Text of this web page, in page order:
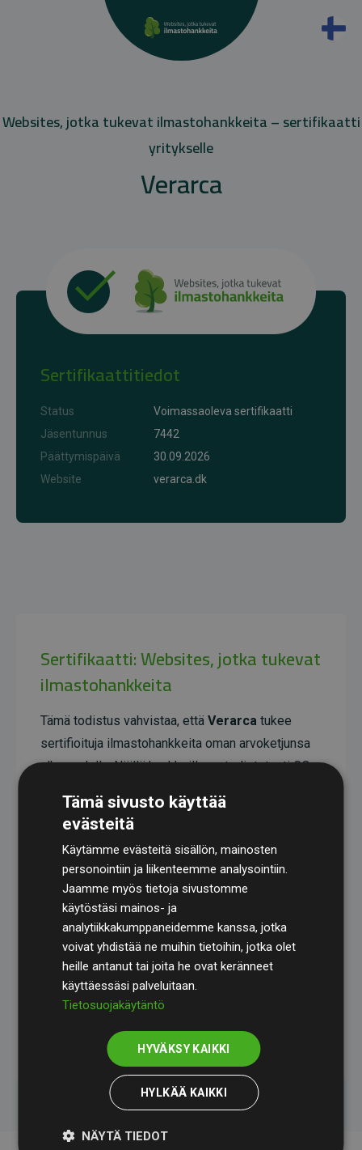
Websites, jotka tukevat ilmastohankkeita – sertifikaatti
yritykselle
Verarca
Sertifikaattitiedot
Status
Voimassaoleva sertifikaatti
Jäsentunnus
7442
Päättymispäivä
30.09.2026
Website
verarca.dk
Sertifikaatti: Websites, jotka tukevat
ilmastohankkeita
Tämä todistus vahvistaa, että Verarca tukee
sertifioituja ilmastohankkeita oman arvoketjunsa
ulkopuolella. Näillä hankkeilla on todistetusti CO₂-
vastaa kaksinkertaista määrää verkkosivuston
arvioituihin päästöihin verrattuna.
Kaikki hankkeet ovatGold Standardin
sertifioimia, mikä takaa korkean laadun, todellisen
ilmastovaikutuksen ja täyden läpinäkyvyyden. Lue
lisää yksittäisistä hankkeistatäältä.
Websites, jotka tukevat ilmastohankkeita aloite
Tämä sivusto käyttää
evästeitä
Käytämme evästeitä sisällön, mainosten
personointiin ja liikenteemme analysointiin.
Jaamme myös tietoja sivustomme
käytöstäsi mainos- ja
analytiikkakumppaneidemme kanssa, jotka
voivat yhdistää ne muihin tietoihin, jotka olet
heille antanut tai joita he ovat keränneet
käyttäessäsi palveluitaan.
Tietosuojakäytäntö
HYVÄKSY KAIKKI
HYLKÄÄ KAIKKI
NÄYTÄ TIEDOT